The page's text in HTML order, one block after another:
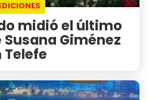
midió el último
Giménez
Telefe